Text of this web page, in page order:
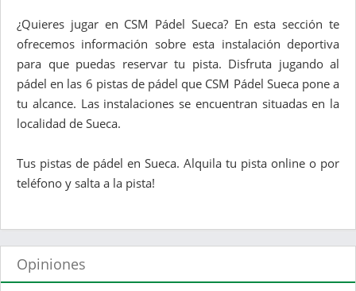
¿Quieres jugar en CSM Pádel Sueca? En esta sección te
ofrecemos información sobre esta instalación deportiva
para que puedas reservar tu pista. Disfruta jugando al
pádel en las 6 pistas de pádel que CSM Pádel Sueca pone a
tu alcance. Las instalaciones se encuentran situadas en la
localidad de Sueca.
Tus pistas de pádel en Sueca. Alquila tu pista online o por
teléfono y salta a la pista!
Opiniones